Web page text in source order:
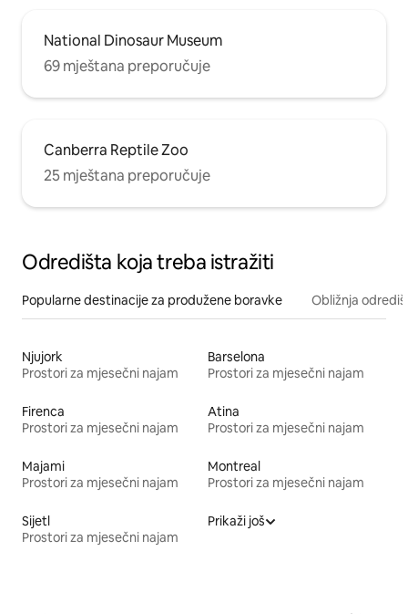
National Dinosaur Museum
69 mještana preporučuje
Canberra Reptile Zoo
25 mještana preporučuje
Odredišta koja treba istražiti
Popularne destinacije za produžene boravke Obližnja
Njujork
Prostori za mjesečni najam
Barselona
Prostori za mjesečni najam
Firenca
Prostori za mjesečni najam
Atina
Prostori za mjesečni najam
Majami
Prostori za mjesečni najam
Montreal
Prostori za mjesečni najam
Sijetl
Prostori za mjesečni najam
Prikaži još